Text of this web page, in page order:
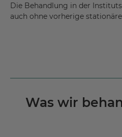
Die Behandlung in der
auch ohne vorherige
Was wir